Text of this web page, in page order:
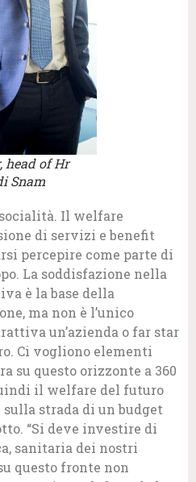
head of Hr
Snam
Il welfare
di servizi e benefit
percepire come parte di
La soddisfazione nella
è la base della
ma non è l’unico
un’azienda o far star
Ci vogliono elementi
su questo orizzonte a 360
il welfare del futuro
strada di un budget
“Si deve investire di
sanitaria dei nostri
questo fronte non